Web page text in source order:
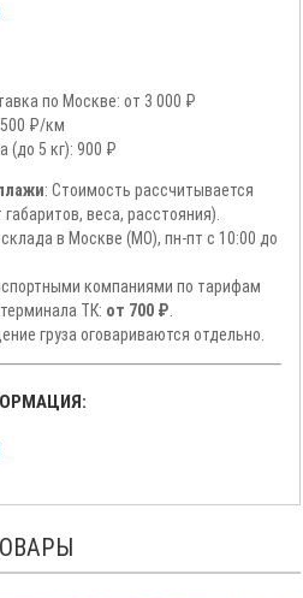
по Москве: от 3 000 ₽
₽/км
(до 5 кг): 900 ₽
: Стоимость рассчитывается
веса, расстояния).
в Москве (МО), пн-пт с 10:00 до
компаниями по тарифам
ТК: от 700 ₽
груза оговариваются отдельно.